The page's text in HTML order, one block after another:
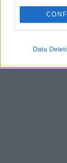
Data
Czytaj całość